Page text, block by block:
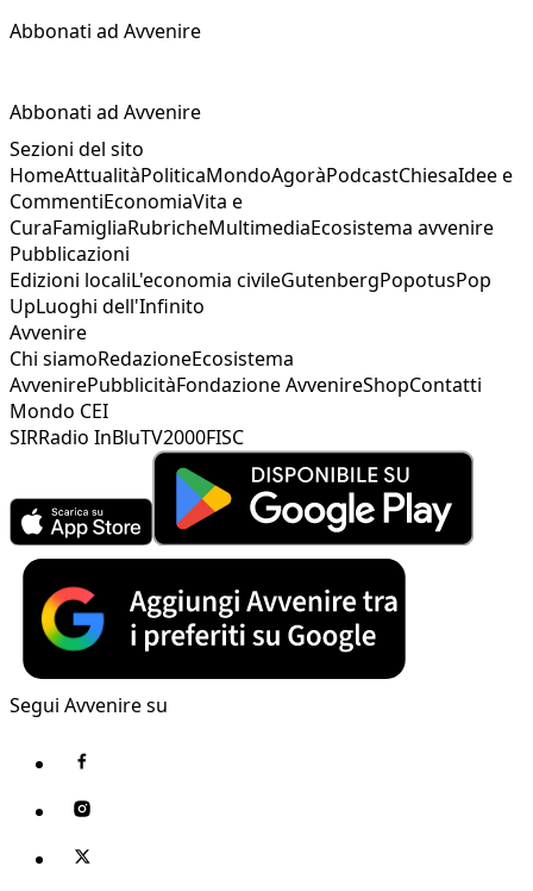
Abbonati ad Avvenire
Abbonati ad Avvenire
Sezioni del sito
HomeAttualitàPoliticaMondoAgoràPodcastChiesaIdee e
CommentiEconomiaVita e
CuraFamigliaRubricheMultimediaEcosistema avvenire
Pubblicazioni
Edizioni localiL'economia civileGutenbergPopotusPop
UpLuoghi dell'Infinito
Avvenire
Chi siamoRedazioneEcosistema
AvvenirePubblicitàFondazione AvvenireShopContatti
Mondo CEI
SIRRadio InBluTV2000FISC
Segui Avvenire su